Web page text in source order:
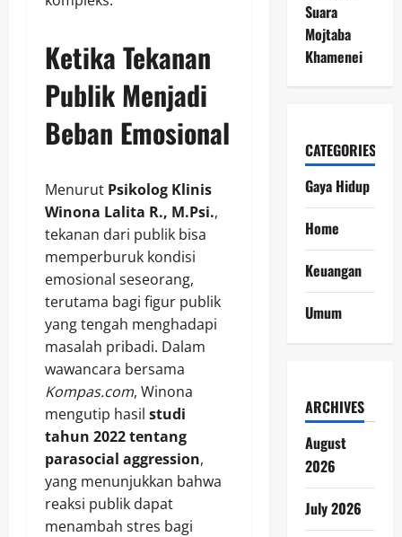
Ketika Tekanan
Publik Menjadi
Beban Emosional
Menurut Psikolog Klinis
Winona Lalita R., M.Psi.,
tekanan dari publik bisa
memperburuk kondisi
emosional seseorang,
terutama bagi figur publik
yang tengah menghadapi
masalah pribadi. Dalam
wawancara bersama
Kompas.com, Winona
mengutip hasil studi
tahun 2022 tentang
parasocial aggression,
yang menunjukkan bahwa
reaksi publik dapat
menambah stres bagi
Suara
Mojtaba
Khamenei
CATEGORIES
Gaya Hidup
Home
Keuangan
Umum
ARCHIVES
August
2026
July 2026